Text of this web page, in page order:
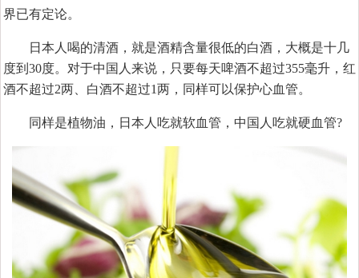
界已有定论。
日本人喝的清酒，就是酒精含量很低的白酒，大概是十几
度到30度。对于中国人来说，只要每天啤酒不超过355毫升，红
酒不超过2两、白酒不超过1两，同样可以保护心血管。
同样是植物油，日本人吃就软血管，中国人吃就硬血管?